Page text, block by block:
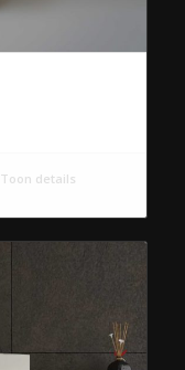
Toon details